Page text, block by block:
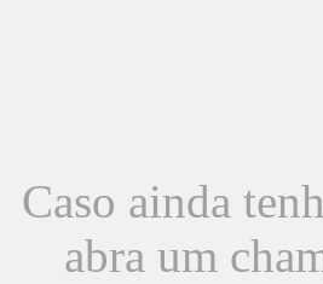
Caso ainda
abra um